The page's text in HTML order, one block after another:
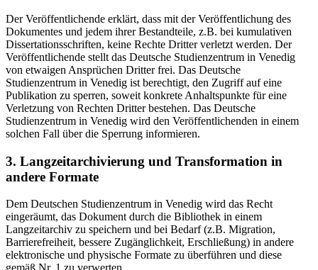
Der Veröffentlichende erklärt, dass mit der Veröffentlichung des
Dokumentes und jedem ihrer Bestandteile, z.B. bei kumulativen
Dissertationsschriften, keine Rechte Dritter verletzt werden. Der
Veröffentlichende stellt das Deutsche Studienzentrum in Venedig
von etwaigen Ansprüchen Dritter frei. Das Deutsche
Studienzentrum in Venedig ist berechtigt, den Zugriff auf eine
Publikation zu sperren, soweit konkrete Anhaltspunkte für eine
Verletzung von Rechten Dritter bestehen. Das Deutsche
Studienzentrum in Venedig wird den Veröffentlichenden in einem
solchen Fall über die Sperrung informieren.
3. Langzeitarchivierung und Transformation in
andere Formate
Dem Deutschen Studienzentrum in Venedig wird das Recht
eingeräumt, das Dokument durch die Bibliothek in einem
Langzeitarchiv zu speichern und bei Bedarf (z.B. Migration,
Barrierefreiheit, bessere Zugänglichkeit, Erschließung) in andere
elektronische und physische Formate zu überführen und diese